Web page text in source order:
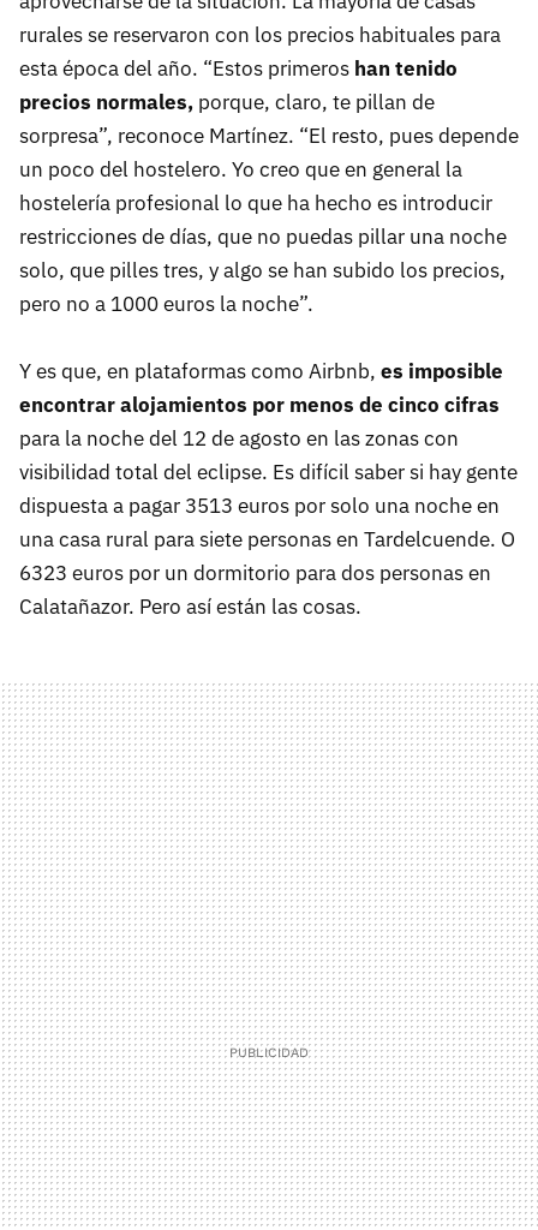
rurales se reservaron con los precios habituales para
esta época del año. “Estos primeros han tenido
precios normales, porque, claro, te pillan de
sorpresa”, reconoce Martínez. “El resto, pues depende
un poco del hostelero. Yo creo que en general la
hostelería profesional lo que ha hecho es introducir
restricciones de días, que no puedas pillar una noche
solo, que pilles tres, y algo se han subido los precios,
pero no a 1000 euros la noche”.
Y es que, en plataformas como Airbnb, es imposible
encontrar alojamientos por menos de cinco cifras
para la noche del 12 de agosto en las zonas con
visibilidad total del eclipse. Es difícil saber si hay gente
dispuesta a pagar 3513 euros por solo una noche en
una casa rural para siete personas en Tardelcuende. O
6323 euros por un dormitorio para dos personas en
Calatañazor. Pero así están las cosas.